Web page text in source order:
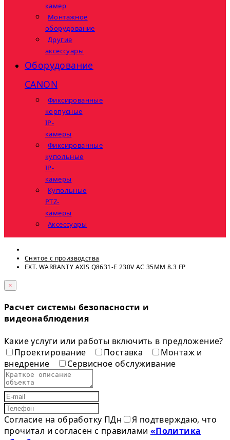
камер
Монтажное
оборудование
Другие
аксессуары
Оборудование
CANON
Фиксированные
корпусные
IP-
камеры
Фиксированные
купольные
IP-
камеры
Купольные
PTZ-
камеры
Аксессуары
Снятое с прoизвoдства
EXT. WARRANTY AXIS Q8631-E 230V AC 35MM 8.3 FP
×
Расчет системы безопасности и
видеонаблюдения
Какие услуги или работы включить в предложение?
Проектирование
Поставка
Монтаж и
внедрение
Сервисное обслуживание
Согласие на обработку ПДн
Я подтверждаю, что
прочитал и согласен с правилами «Политика